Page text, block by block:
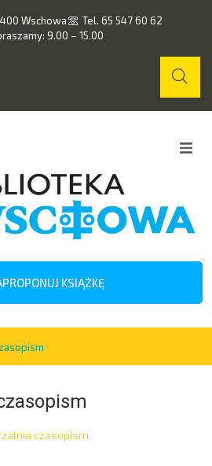
Wschowa
Tel. 65 547 60 62
9.00 – 15.00
O nas
Wydarzenia
Kontakt
KSIĄŻKĘ
czasopism